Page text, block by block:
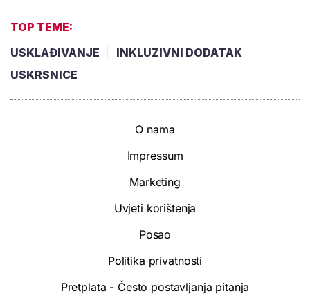
TOP TEME:
USKLAĐIVANJE
INKLUZIVNI DODATAK
USKRSNICE
O nama
Impressum
Marketing
Uvjeti korištenja
Posao
Politika privatnosti
Pretplata - Često postavljanja pitanja